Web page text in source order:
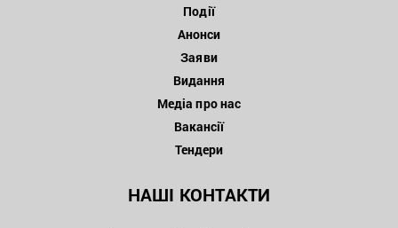
Події
Анонси
Заяви
Видання
Медіа про нас
Вакансії
Тендери
НАШІ КОНТАКТИ